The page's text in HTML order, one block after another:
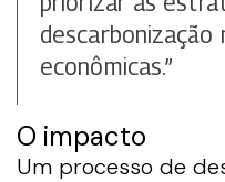
descarbonização
econômicas.”
O impacto
Um processo de